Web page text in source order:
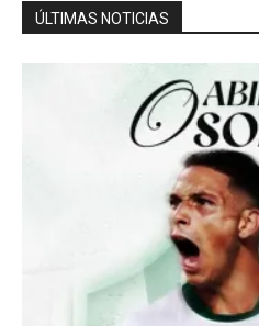
ÚLTIMAS NOTICIAS